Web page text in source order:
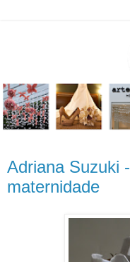
Adriana Suzuki
maternidade